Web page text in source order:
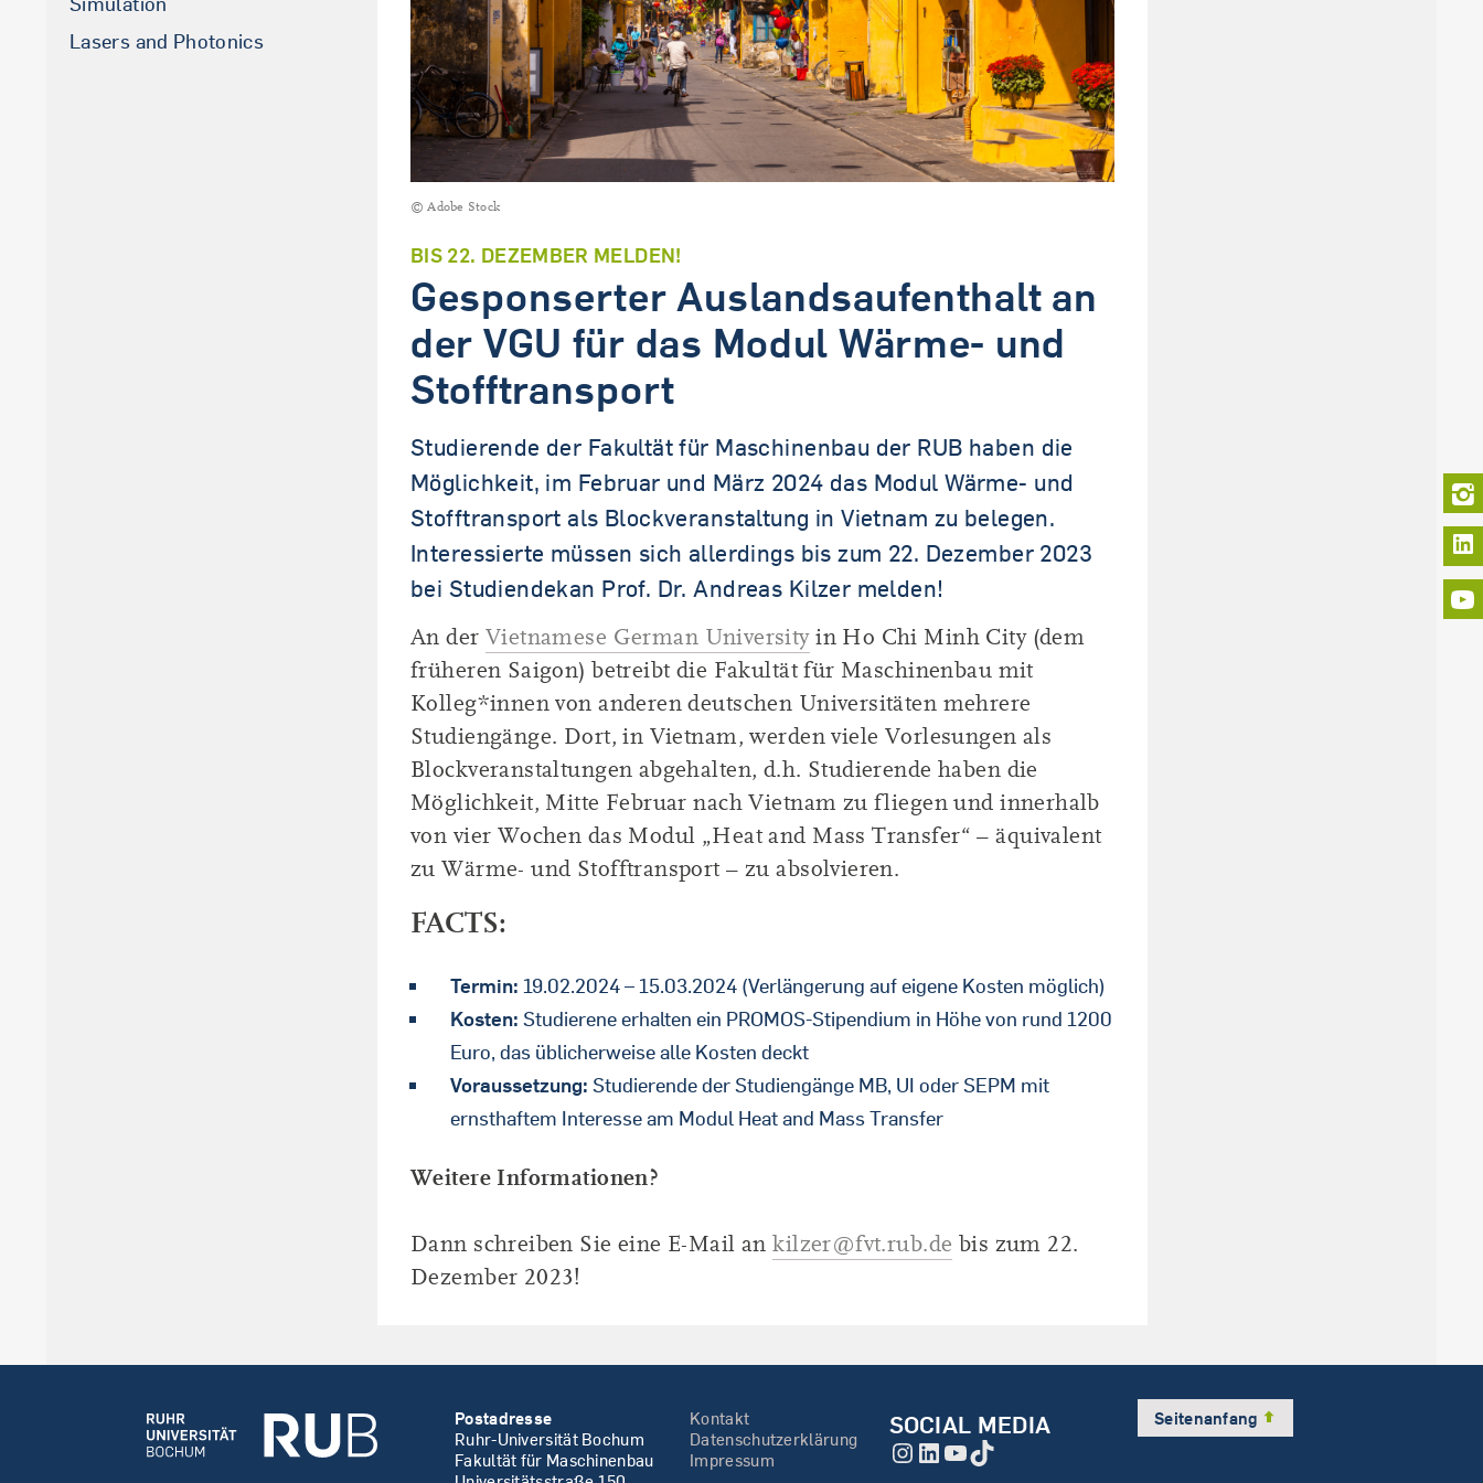
Tandem.MINT
La­sers and Pho­to­nics
© Adobe Stock
BIS 22. DEZEMBER MELDEN!
Gesponserter Auslandsaufenthalt an
der VGU für das Modul Wärme- und
Stofftransport
Studierende der Fakultät für Maschinenbau der RUB haben die
Möglichkeit, im Februar und März 2024 das Modul Wärme- und
Stofftransport als Blockveranstaltung in Vietnam zu belegen.
Interessierte müssen sich allerdings bis zum 22. Dezember 2023
bei Studiendekan Prof. Dr. Andreas Kilzer melden!
An der Vietnamese German Universityin Ho Chi Minh City (dem
früheren Saigon) betreibt die Fakultät für Maschinenbau mit
Kolleg*innen von anderen deutschen Universitäten mehrere
Studiengänge. Dort, in Vietnam, werden viele Vorlesungen als
Blockveranstaltungen abgehalten, d.h. Studierende haben die
Möglichkeit, Mitte Februar nach Vietnam zu fliegen und innerhalb
von vier Wochen das Modul „Heat and Mass Transfer“ – äquivalent
zu Wärme- und Stofftransport – zu absolvieren.
FACTS:
Termin: 19.02.2024 – 15.03.2024 (Verlängerung auf eigene Kosten möglich)
Kosten: Studierene erhalten ein PROMOS-Stipendium in Höhe von rund 1200
Euro, das üblicherweise alle Kosten deckt
Voraussetzung: Studierende der Studiengänge MB, UI oder SEPM mit
ernsthaftem Interesse am Modul Heat and Mass Transfer
Weitere Informationen?
Dann schreiben Sie eine E-Mail ankilzer@fvt.rub.de bis zum 22.
Dezember 2023!
Postadresse
Ruhr-Universität Bochum
Fakultät für Maschinenbau
Kontakt
Datenschutzerklärung
Impressum
SOCIAL MEDIA
Instagram
LinkedIn
YouTube
TikTok
Seitenanfang